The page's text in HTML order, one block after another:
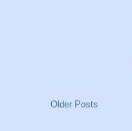
Older Posts